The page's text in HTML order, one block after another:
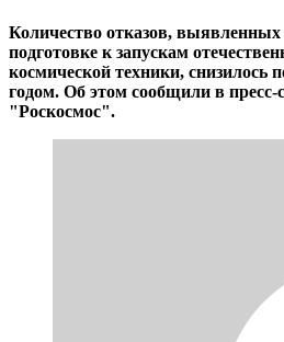
Количество отказов, выявленных
подготовке к запускам
космической техники, снизилось
годом. Об этом сообщили в пресс-
"Роскосмос".